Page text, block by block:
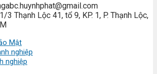
3 Thạnh Lộc 41, tổ 9, KP. 1, P. Thạnh Lộc,
Mật
nghiệp
nghiệp